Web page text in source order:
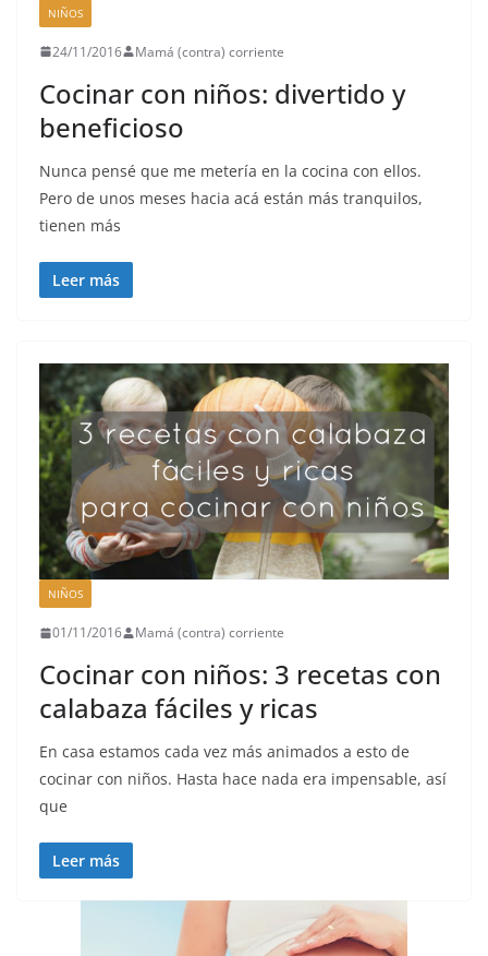
NIÑOS
24/11/2016 Mamá (contra) corriente
Cocinar con niños: divertido y
beneficioso
Nunca pensé que me metería en la cocina con ellos.
Pero de unos meses hacia acá están más tranquilos,
tienen más
Leer más
NIÑOS
01/11/2016 Mamá (contra) corriente
Cocinar con niños: 3 recetas con
calabaza fáciles y ricas
En casa estamos cada vez más animados a esto de
cocinar con niños. Hasta hace nada era impensable, así
que
Leer más